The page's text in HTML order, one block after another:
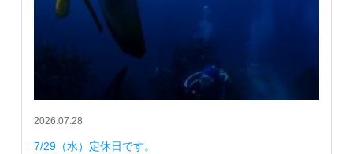
2026.07.28
7/29（水）定休日です。